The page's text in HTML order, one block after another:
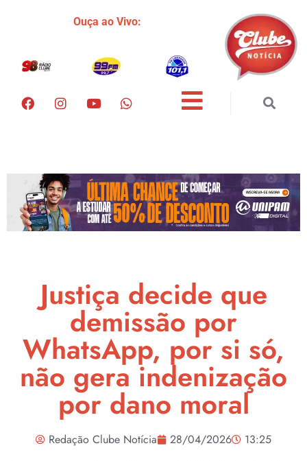
Ouça ao Vivo:
Justiça decide que
demissão por
WhatsApp, por si só,
não gera indenização
por dano moral
Redação Clube Notícia 28/04/2026
13:25